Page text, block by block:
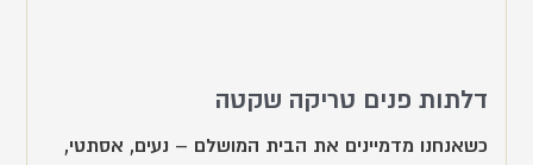
דלתות פנים טריקה שקטה
כשאנחנו מדמיינים את הבית המושלם – נעים, אסתטי,